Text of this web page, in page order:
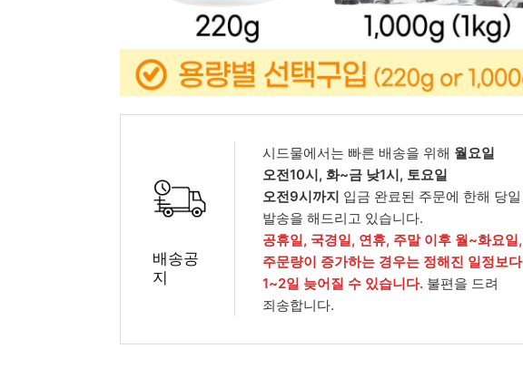
썬케어
오일
바디/헤어/핸드/
풋
립/아이
건강식품
소품
배송공
지
시드물에서는 빠른 배송을 위해 월요일
오전10시, 화~금 낮1시, 토요일
오전9시까지 입금 완료된 주문에 한해 당일
발송을 해드리고 있습니다.
공휴일, 국경일, 연휴, 주말 이후 월~화요일,
주문량이 증가하는 경우는 정해진 일정보다
1~2일 늦어질 수 있습니다. 불편을 드려
죄송합니다.